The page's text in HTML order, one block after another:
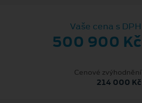
Vaše cena s DPH
500 900 Kč
Cenové zvýhodnění
214 000 Kč